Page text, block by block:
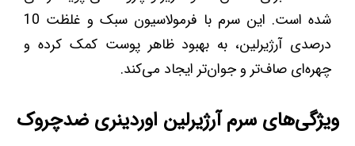
شده است. این سرم با فرمولاسیون سبک و غلظت 10
درصدی آرژیرلین، به بهبود ظاهر پوست کمک کرده و
چهره‌ای صاف‌تر و جوان‌تر ایجاد می‌کند.
ویژگی‌های سرم آرژیرلین اوردینری ضدچروک